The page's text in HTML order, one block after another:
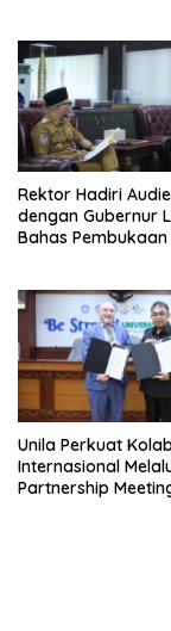
Rektor Hadiri
dengan Gubernur
Bahas Pembukaan
Unila Perkuat
Internasional
Partnership